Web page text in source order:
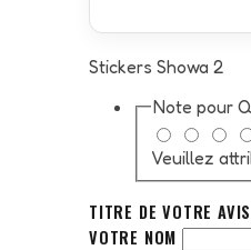
Stickers Showa 2
Note pour
Veuillez
TITRE DE VOTRE AVIS
VOTRE NOM